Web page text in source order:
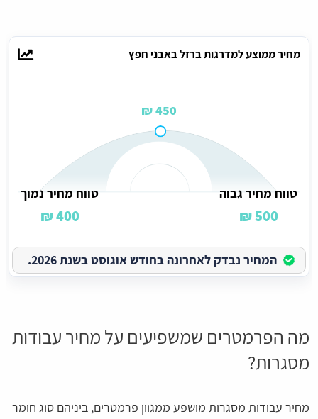
מחיר ממוצע למדרגות ברזל באבני חפץ
450 ₪
טווח מחיר גבוה
500 ₪
טווח מחיר נמוך
400 ₪
המחיר נבדק לאחרונה בחודש אוגוסט בשנת 2026.
מה הפרמטרים שמשפיעים על מחיר עבודות
מסגרות?
מחיר עבודות מסגרות מושפע ממגוון פרמטרים, ביניהם סוג חומר